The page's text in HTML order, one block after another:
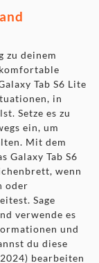
zu deinem
Tab S6 Lite
in
Setze es zu
ein, um
Mit dem
Galaxy Tab S6
wenn
oder
Sage
verwende es
und
du diese
bearbeiten